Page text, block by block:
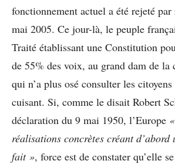
fonctionnement actuel a été rejeté
mai 2005. Ce jour-là, le peuple
Traité établissant une Constitution
de 55% des voix, au grand dam de la
qui n’a plus osé consulter les
cuisant. Si, comme le disait Robert
déclaration du 9 mai 1950, l’Europe
réalisations concrètes créant
fait », force est de constater qu’elle